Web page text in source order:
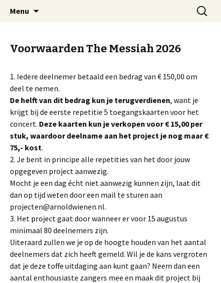
Arnold Wienen
Welkom op mijn website
Menu
Zoeken
naar:
Voorwaarden The Messiah 2026
1. Iedere deelnemer betaald een bedrag van € 150,00 om
deel te nemen.
De helft van dit bedrag kun je terugverdienen, want je
krijgt bij de eerste repetitie 5 toegangskaarten voor het
concert. Deze kaarten kun je verkopen voor € 15,00 per
stuk, waardoor deelname aan het project je nog maar €
75,- kost.
2. Je bent in principe alle repetities van het door jouw
opgegeven project aanwezig.
Mocht je een dag écht niet aanwezig kunnen zijn, laat dit
dan op tijd weten door een mail te sturen aan
projecten@arnoldwienen.nl.
3. Het project gaat door wanneer er voor 15 augustus
minimaal 80 deelnemers zijn.
Uiteraard zullen we je op de hoogte houden van het aantal
deelnemers dat zich heeft gemeld. Wil je de kans vergroten
dat je deze toffe uitdaging aan kunt gaan? Neem dan een
aantal enthousiaste zangers mee en maak dit project bij